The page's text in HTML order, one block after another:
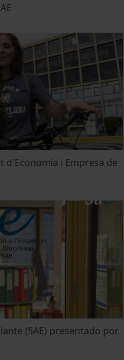
d'Economia i Empresa de
(SAE) presentado por